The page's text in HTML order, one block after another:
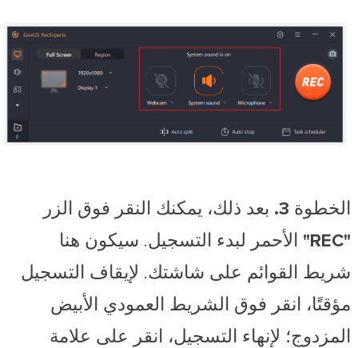
الخطوة 3.
بعد ذلك، يمكنك النقر فوق الزر
"REC"
الأحمر لبدء التسجيل. سيكون هنا
شريط القوائم على شاشتك. لإيقاف التسجيل
مؤقتًا، انقر فوق الشريط العمودي الأبيض
المزدوج؛ لإنهاء التسجيل، انقر على علامة